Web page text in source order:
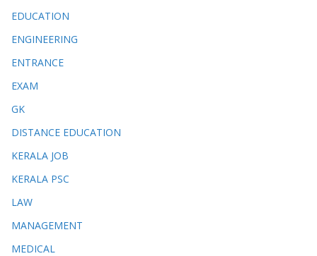
EDUCATION
ENGINEERING
ENTRANCE
EXAM
GK
DISTANCE EDUCATION
KERALA JOB
KERALA PSC
LAW
MANAGEMENT
MEDICAL